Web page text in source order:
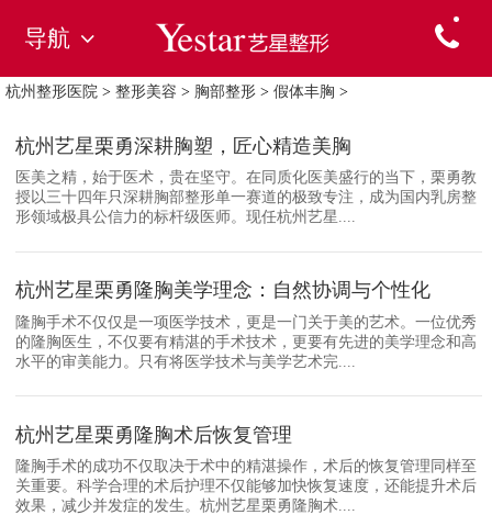
导航
杭州整形医院 > 整形美容 > 胸部整形 > 假体丰胸 >
杭州艺星栗勇深耕胸塑，匠心精造美胸
医美之精，始于医术，贵在坚守。在同质化医美盛行的当下，栗勇教
授以三十四年只深耕胸部整形单一赛道的极致专注，成为国内乳房整
形领域极具公信力的标杆级医师。现任杭州艺星....
杭州艺星栗勇隆胸美学理念：自然协调与个性化
隆胸手术不仅仅是一项医学技术，更是一门关于美的艺术。一位优秀
的隆胸医生，不仅要有精湛的手术技术，更要有先进的美学理念和高
水平的审美能力。只有将医学技术与美学艺术完....
杭州艺星栗勇隆胸术后恢复管理
隆胸手术的成功不仅取决于术中的精湛操作，术后的恢复管理同样至
关重要。科学合理的术后护理不仅能够加快恢复速度，还能提升术后
效果，减少并发症的发生。杭州艺星栗勇隆胸术....